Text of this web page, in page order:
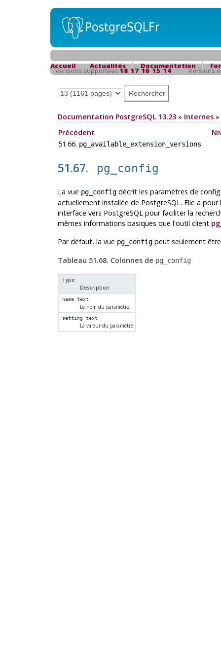
Accueil Actualités Documentation
Versions supportées18 17 16 15 14 Versions
Documentation PostgreSQL 13.23» Internes»
Précédent
51.66. pg_available_extension_versions
51.67. pg_config
La vue pg_configdécrit les paramètres de
actuellement installée de PostgreSQL. Elle a
interface vers PostgreSQLpour faciliter la
mêmes informations basiques que l'outil client
Par défaut, la vue pg_configpeut seulement
Tableau 51.68. Colonnes de pg_config
Type
Description
name text
Le nom du paramètre
setting text
La valeur du paramètre